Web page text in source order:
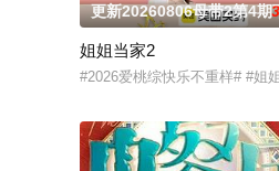
更新20260806母带2第4期
姐姐当家2
#2026爱桃综快乐不重样# #姐